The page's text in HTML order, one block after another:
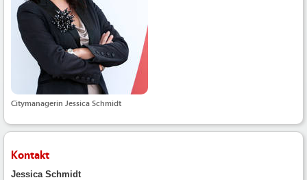
Citymanagerin Jessica Schmidt
Kontakt
Jessica Schmidt